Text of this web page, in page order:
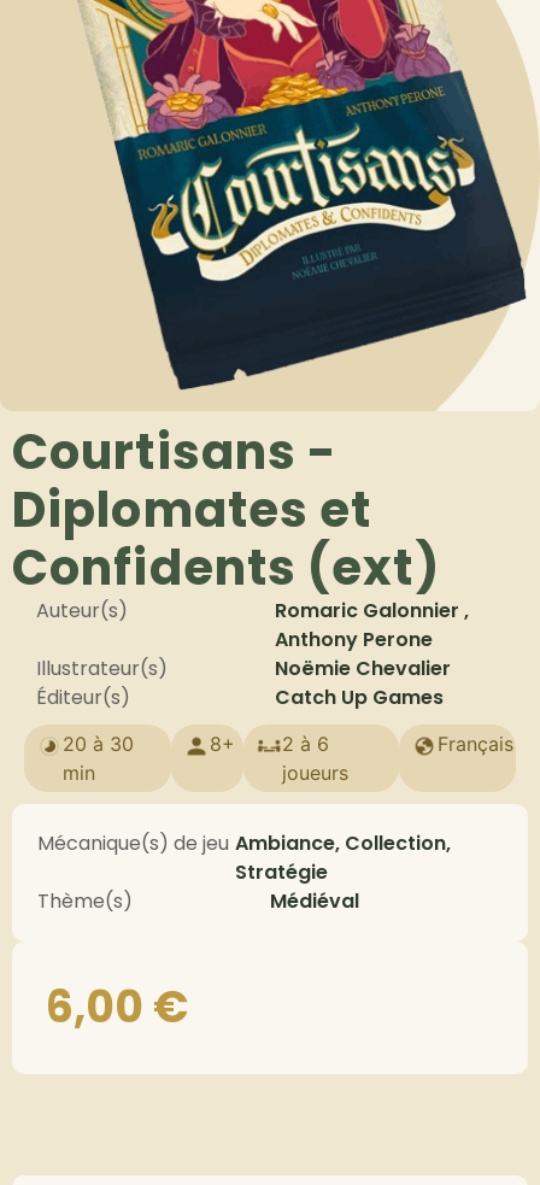
Courtisans -
Diplomates et
Confidents (ext)
Auteur(s)
Romaric Galonnier ,
Anthony Perone
Illustrateur(s)
Noëmie Chevalier
Éditeur(s)
Catch Up Games
20 à 30
min
8+
2 à 6
joueurs
Français
Mécanique(s) de jeu Ambiance, Collection,
Stratégie
Thème(s)
Médiéval
6,00€